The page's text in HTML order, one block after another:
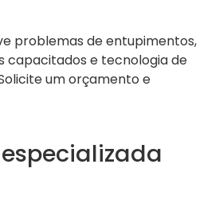
problemas de entupimentos,
capacitados e tecnologia de
um orçamento e